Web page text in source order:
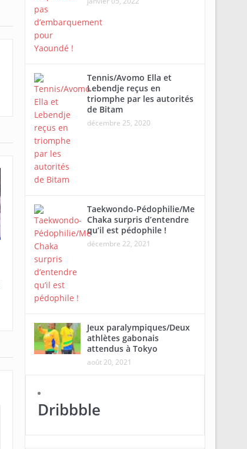
Tennis/Avomo Ella et
Lebendje reçus en
triomphe par les autorités
de Bitam
décembre 25, 2020
Taekwondo-Pédophilie/Me
Chaka surpris d’entendre
qu’il est pédophile !
décembre 22, 2021
Jeux paralympiques/Deux
athlètes gabonais
attendus à Tokyo
août 20, 2021
Dribbble